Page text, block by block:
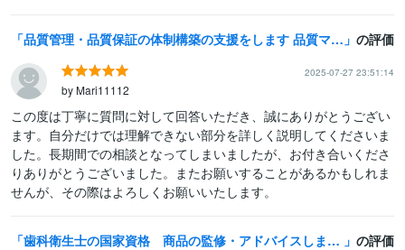
品質管理・品質保証の体制構築の支援をします 品質マネジメントに関して支援します の評価
2025-07-27 23:51:14
by Mari11112
この度は丁寧に質問に対して回答いただき、誠にありがとうござい
ます。自分だけでは理解できない部分を詳しく説明してくださいま
した。長期間での相談となってしまいましたが、お付き合いくださ
りありがとうございました。またお願いすることがあるかもしれま
せんが、その際はよろしくお願いいたします。
歯科衛生士の国家資格 商品の監修・アドバイスします 歯科記事・歯科関連商品の監修はお任せください の評価